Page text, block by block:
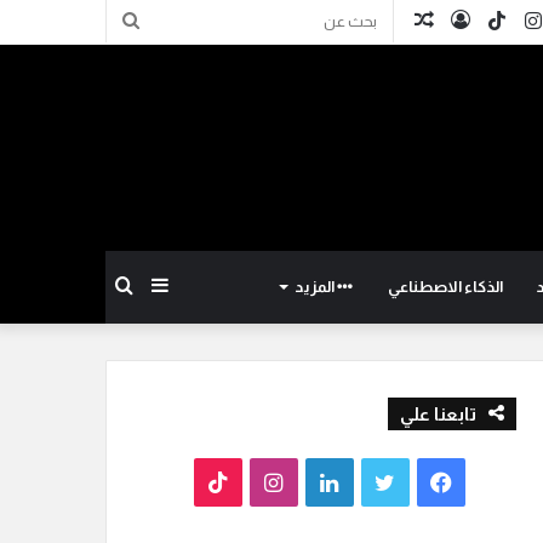
مقالتسجيلTikTokانستقرام
الذكاء الاصطناعي المزيد
عن
إضافة
عمود
تابعنا علي
ت
ل
ا